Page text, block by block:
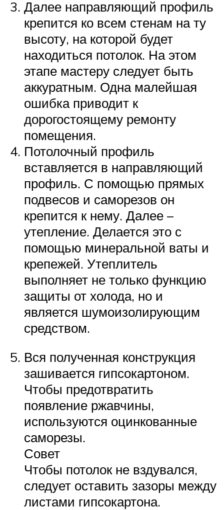
Далее направляющий профиль
крепится ко всем стенам на ту
высоту, на которой будет
находиться потолок. На этом
этапе мастеру следует быть
аккуратным. Одна малейшая
ошибка приводит к
дорогостоящему ремонту
помещения.
Потолочный профиль
вставляется в направляющий
профиль. С помощью прямых
подвесов и саморезов он
крепится к нему. Далее –
утепление. Делается это с
помощью минеральной ваты и
крепежей. Утеплитель
выполняет не только функцию
защиты от холода, но и
является шумоизолирующим
средством.
Вся полученная конструкция
зашивается гипсокартоном.
Чтобы предотвратить
появление ржавчины,
используются оцинкованные
саморезы.
Совет
Чтобы потолок не вздувался,
следует оставить зазоры между
листами гипсокартона.